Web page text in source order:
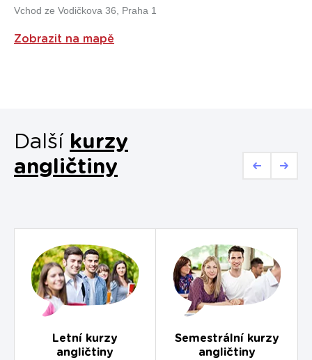
Vchod ze Vodičkova 36, Praha 1
Zobrazit na mapě
Další kurzy
angličtiny
Letní kurzy
angličtiny
Semestrální kurzy
angličtiny